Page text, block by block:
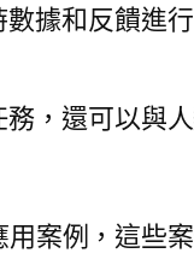
數據和反饋進
，還可以與
案例，這些